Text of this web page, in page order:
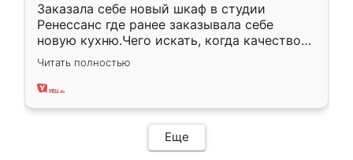
Заказала себе новый шкаф в студии
Ренессанс где ранее заказывала себе
новую кухню.Чего искать, когда качеством
вполне довольна. Служит кухня уже почти
два года, нареканий нет.
Читать полностью
Еще